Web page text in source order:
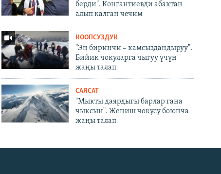
берди". Конгантиевди абактан
алып калган чечим
КООПСУЗДУК
"Эң биринчи – камсыздандыруу".
Бийик чокуларга чыгуу үчүн
жаңы талап
САЯСАТ
"Мыкты даярдыгы барлар гана
чыксын". Жеңиш чокусу боюнча
жаңы талап